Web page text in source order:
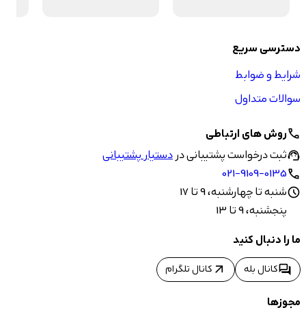
دسترسی سریع
شرایط و ضوابط
سوالات متداول
callروش های ارتباطی
support_agentثبت درخواست پشتیبانی دردستیار پشتیبانی
call
021-9109-0135
scheduleشنبه تا چهارشنبه، 9 تا 17
پنجشنبه، 9 تا 13
ما را دنبال کنید
forumکانال بله arrow_outward کانال تلگرام
مجوزها